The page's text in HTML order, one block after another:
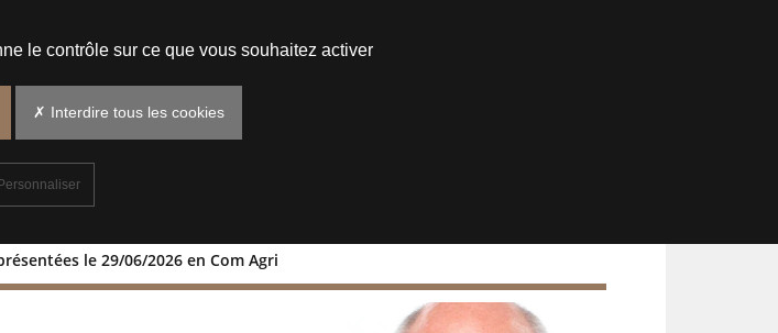
le 29/06/2026 en Com Agri
Sargiacomo
le contrôle sur ce que vous souhaitez activer
✗ Interdire tous les cookies
Personnaliser